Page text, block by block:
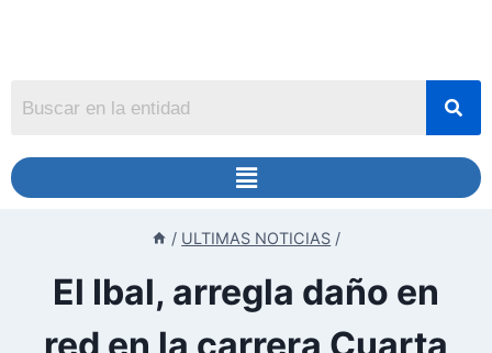
/ ULTIMAS NOTICIAS /
El Ibal, arregla daño en